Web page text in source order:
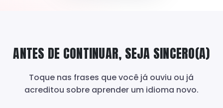
ANTES DE CONTINUAR, SEJA SINCERO(A)
Toque nas frases que você já ouviu ou já
acreditou sobre aprender um idioma novo.